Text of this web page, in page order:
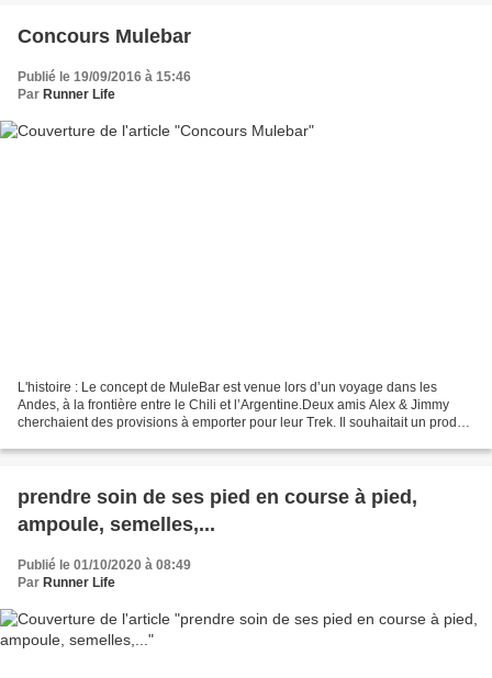
Concours Mulebar
Publié le 19/09/2016 à 15:46
Par Runner Life
L'histoire : Le concept de MuleBar est venue lors d’un voyage dans les
Andes, à la frontière entre le Chili et l’Argentine.Deux amis Alex & Jimmy
cherchaient des provisions à emporter pour leur Trek. Il souhaitait un produit
prendre soin de ses pied en course à pied,
ampoule, semelles,...
Publié le 01/10/2020 à 08:49
Par Runner Life